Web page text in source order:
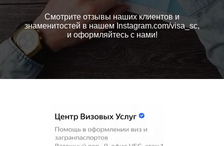
Смотрите отзывы наших клиентов и
знаменитостей в нашем Instagram.com/visa_sc,
и оформляйтесь с нами!